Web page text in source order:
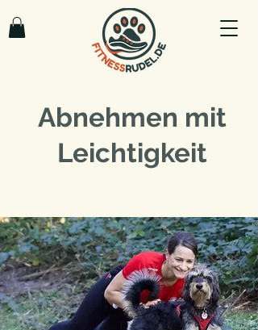
Abnehmen mit
Leichtigkeit